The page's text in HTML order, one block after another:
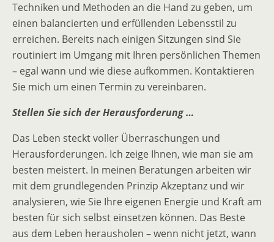
Techniken und Methoden an die Hand zu geben, um
einen balancierten und erfüllenden Lebensstil zu
erreichen. Bereits nach einigen Sitzungen sind Sie
routiniert im Umgang mit Ihren persönlichen Themen
– egal wann und wie diese aufkommen. Kontaktieren
Sie mich um einen Termin zu vereinbaren.
Stellen Sie sich der Herausforderung …
Das Leben steckt voller Überraschungen und
Herausforderungen. Ich zeige Ihnen, wie man sie am
besten meistert. In meinen Beratungen arbeiten wir
mit dem grundlegenden Prinzip Akzeptanz und wir
analysieren, wie Sie Ihre eigenen Energie und Kraft am
besten für sich selbst einsetzen können. Das Beste
aus dem Leben herausholen – wenn nicht jetzt, wann